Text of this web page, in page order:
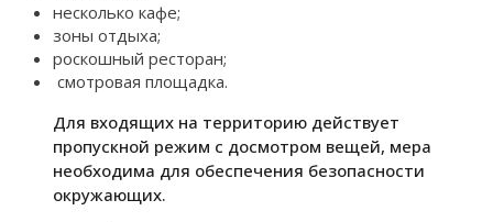
несколько кафе;
зоны отдыха;
роскошный ресторан;
смотровая площадка.
Для входящих на территорию действует
пропускной режим с досмотром вещей, мера
необходима для обеспечения безопасности
окружающих.